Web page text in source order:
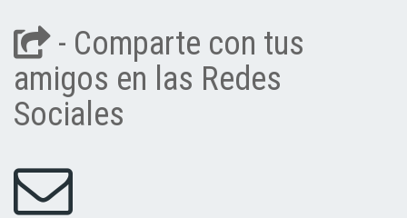
- Comparte con tus
amigos en las Redes
Sociales